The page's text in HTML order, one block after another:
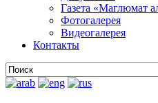
Газета «Маглюмат
Фотогалерея
Видеогалерея
Контакты